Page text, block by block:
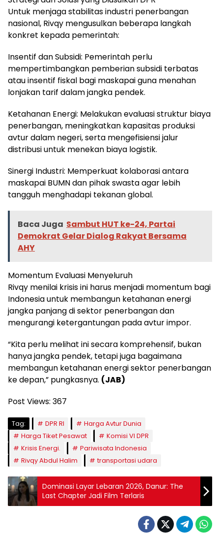
Untuk menjaga stabilitas industri penerbangan
nasional, Rivqy mengusulkan beberapa langkah
konkret kepada pemerintah:
Insentif dan Subsidi: Pemerintah perlu
mempertimbangkan pemberian subsidi terbatas
atau insentif fiskal bagi maskapai guna menahan
lonjakan tarif dalam jangka pendek.
Ketahanan Energi: Melakukan evaluasi struktur biaya
penerbangan, meningkatkan kapasitas produksi
avtur dalam negeri, serta mengefisiensi jalur
distribusi untuk menekan biaya logistik.
Sinergi Industri: Memperkuat kolaborasi antara
maskapai BUMN dan pihak swasta agar lebih
tangguh menghadapi tekanan global.
Baca Juga Sambut HUT ke-24, Partai
Demokrat Gelar Dialog Rakyat Bersama
AHY
Momentum Evaluasi Menyeluruh
Rivqy menilai krisis ini harus menjadi momentum bagi
Indonesia untuk membangun ketahanan energi
jangka panjang di sektor penerbangan dan
mengurangi ketergantungan pada avtur impor.
“Kita perlu melihat ini secara komprehensif, bukan
hanya jangka pendek, tetapi juga bagaimana
membangun ketahanan energi sektor penerbangan
ke depan,” pungkasnya. (JAB)
Post Views: 367
Tag: DPR RI
Harga Avtur Dunia
Harga Tiket Pesawat
Komisi VI DPR
Krisis Energi.
Pariwisata Indonesia
Rivqy Abdul Halim
transportasi udara
Dominasi Layar Lebaran 2026, Danur: The
Last Chapter Jadi Film Terlaris